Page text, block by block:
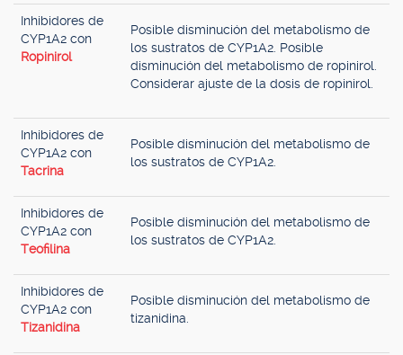
Inhibidores de
CYP1A2 con
Ropinirol
Posible disminución del metabolismo de
los sustratos de CYP1A2. Posible
disminución del metabolismo de ropinirol.
Considerar ajuste de la dosis de ropinirol.
Inhibidores de
CYP1A2 con
Tacrina
Posible disminución del metabolismo de
los sustratos de CYP1A2.
Inhibidores de
CYP1A2 con
Teofilina
Posible disminución del metabolismo de
los sustratos de CYP1A2.
Inhibidores de
CYP1A2 con
Tizanidina
Posible disminución del metabolismo de
tizanidina.